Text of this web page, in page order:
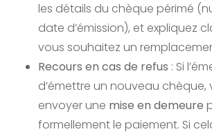
les détails du chèque périmé
date d’émission), et expliquez
vous souhaitez un
Recours en cas de refus : Si
d’émettre un nouveau chèque,
envoyer une mise en demeure
formellement le paiement. Si